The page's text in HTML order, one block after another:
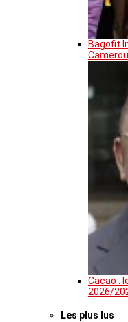
Bagofit
Cacao :
2026/
Les plus lus